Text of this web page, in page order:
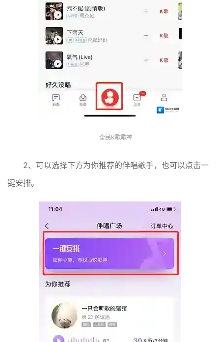
全民K歌歌神
2、可以选择下方为你推荐的伴唱歌手，也可以点击一
键安排。